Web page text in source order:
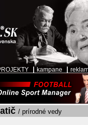
kampane
/ prírodné vedy